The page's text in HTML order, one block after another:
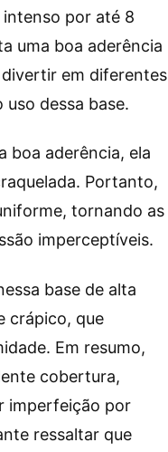
por até 8
uma boa aderência
em diferentes
dessa base.
boa aderência, ela
Portanto,
tornando as
imperceptíveis.
base de alta
crápico, que
Em resumo,
cobertura,
imperfeição por
ressaltar que